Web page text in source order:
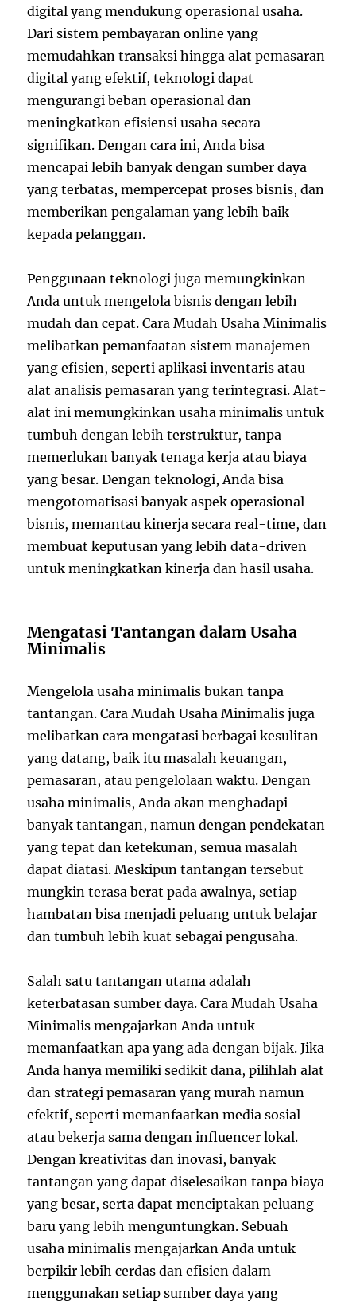
digital yang mendukung operasional usaha.
Dari sistem pembayaran online yang
memudahkan transaksi hingga alat pemasaran
digital yang efektif, teknologi dapat
mengurangi beban operasional dan
meningkatkan efisiensi usaha secara
signifikan. Dengan cara ini, Anda bisa
mencapai lebih banyak dengan sumber daya
yang terbatas, mempercepat proses bisnis, dan
memberikan pengalaman yang lebih baik
kepada pelanggan.
Penggunaan teknologi juga memungkinkan
Anda untuk mengelola bisnis dengan lebih
mudah dan cepat. Cara Mudah Usaha Minimalis
melibatkan pemanfaatan sistem manajemen
yang efisien, seperti aplikasi inventaris atau
alat analisis pemasaran yang terintegrasi. Alat-
alat ini memungkinkan usaha minimalis untuk
tumbuh dengan lebih terstruktur, tanpa
memerlukan banyak tenaga kerja atau biaya
yang besar. Dengan teknologi, Anda bisa
mengotomatisasi banyak aspek operasional
bisnis, memantau kinerja secara real-time, dan
membuat keputusan yang lebih data-driven
untuk meningkatkan kinerja dan hasil usaha.
Mengatasi Tantangan dalam Usaha
Minimalis
Mengelola usaha minimalis bukan tanpa
tantangan. Cara Mudah Usaha Minimalis juga
melibatkan cara mengatasi berbagai kesulitan
yang datang, baik itu masalah keuangan,
pemasaran, atau pengelolaan waktu. Dengan
usaha minimalis, Anda akan menghadapi
banyak tantangan, namun dengan pendekatan
yang tepat dan ketekunan, semua masalah
dapat diatasi. Meskipun tantangan tersebut
mungkin terasa berat pada awalnya, setiap
hambatan bisa menjadi peluang untuk belajar
dan tumbuh lebih kuat sebagai pengusaha.
Salah satu tantangan utama adalah
keterbatasan sumber daya. Cara Mudah Usaha
Minimalis mengajarkan Anda untuk
memanfaatkan apa yang ada dengan bijak. Jika
Anda hanya memiliki sedikit dana, pilihlah alat
dan strategi pemasaran yang murah namun
efektif, seperti memanfaatkan media sosial
atau bekerja sama dengan influencer lokal.
Dengan kreativitas dan inovasi, banyak
tantangan yang dapat diselesaikan tanpa biaya
yang besar, serta dapat menciptakan peluang
baru yang lebih menguntungkan. Sebuah
usaha minimalis mengajarkan Anda untuk
berpikir lebih cerdas dan efisien dalam
menggunakan setiap sumber daya yang